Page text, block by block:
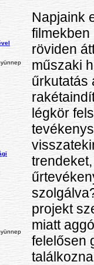
Napjaink
röviden
műszaki
űrkutatás
légkör
projekt
miatt
felelősen